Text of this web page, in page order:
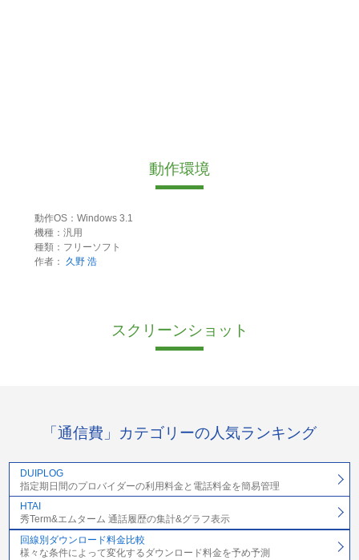
動作環境
動作OS：Windows 3.1
機種：汎用
種類：フリーソフト
作者：
久野 浩
スクリーンショット
「通信費」カテゴリーの人気ランキング
DUIPLOG
指定期日間のプロバイダーの利用料金と電話料金を簡易管理
HTAI
秀Term&エムターム 通話履歴の集計&グラフ表示
回線別ダウンロード料金比較
様々な条件によって変化するダウンロード料金を予め予測